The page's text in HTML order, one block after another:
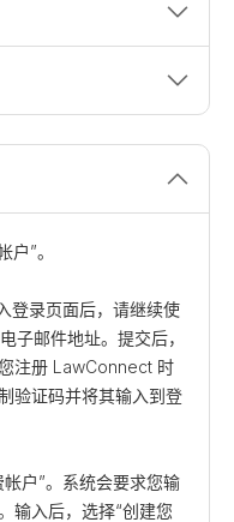
”。
登录页面后，请继续使
子邮件地址。提交后，
注册 LawConnect 时
验证码并将其输入到登
户”。系统会要求您输
输入后，选择“创建您